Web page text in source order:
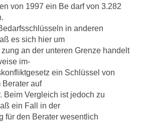
von 1997 ein Be­ darf von 3.282
in anderen
es sich hier um
an der unteren Grenze handelt
im­
ein Schlüssel von
Berater auf
Beim Vergleich ist jedoch zu
ein Fall in der
für den Berater wesentlich